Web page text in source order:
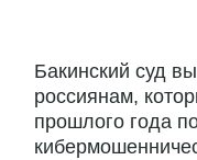
Бакинский суд
россиянам,
прошлого года